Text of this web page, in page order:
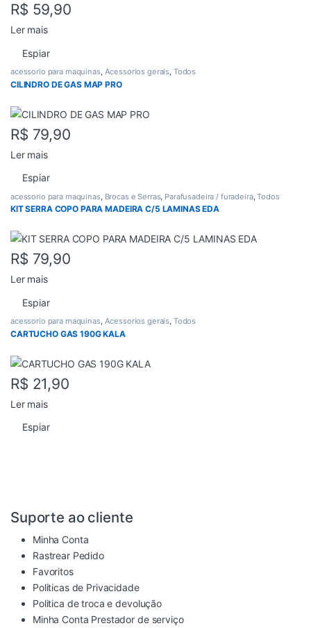
R$ 59,90
Ler mais
Espiar
acessorio para maquinas, Acessorios gerais, Todos
CILINDRO DE GAS MAP PRO
R$ 79,90
Ler mais
Espiar
acessorio para maquinas, Brocas e Serras, Parafusadeira / furadeira,Todos
KIT SERRA COPO PARA MADEIRA C/5 LAMINAS EDA
R$ 79,90
Ler mais
Espiar
acessorio para maquinas, Acessorios gerais, Todos
CARTUCHO GAS 190G KALA
R$ 21,90
Ler mais
Espiar
Suporte ao cliente
Minha Conta
Rastrear Pedido
Favoritos
Politicas de Privacidade
Politica de troca e devolução
Minha Conta Prestador de serviço